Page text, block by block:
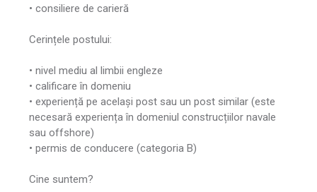
• consiliere de carieră
Cerințele postului:
• nivel mediu al limbii engleze
• calificare în domeniu
• experiență pe același post sau un post similar (este
necesară experiența în domeniul construcțiilor navale
sau offshore)
• permis de conducere (categoria B)
Cine suntem?